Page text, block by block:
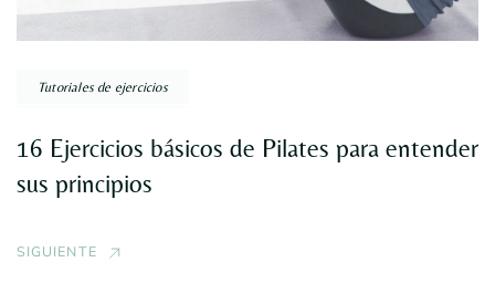
Tutoriales de ejercicios
16 Ejercicios básicos de Pilates para entender
sus principios
SIGUIENTE